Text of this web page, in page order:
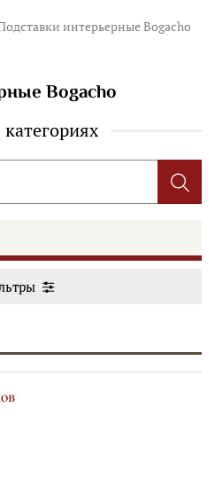
интерьерные Bogacho
Bogacho